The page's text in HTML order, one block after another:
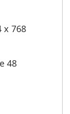
x 768
48